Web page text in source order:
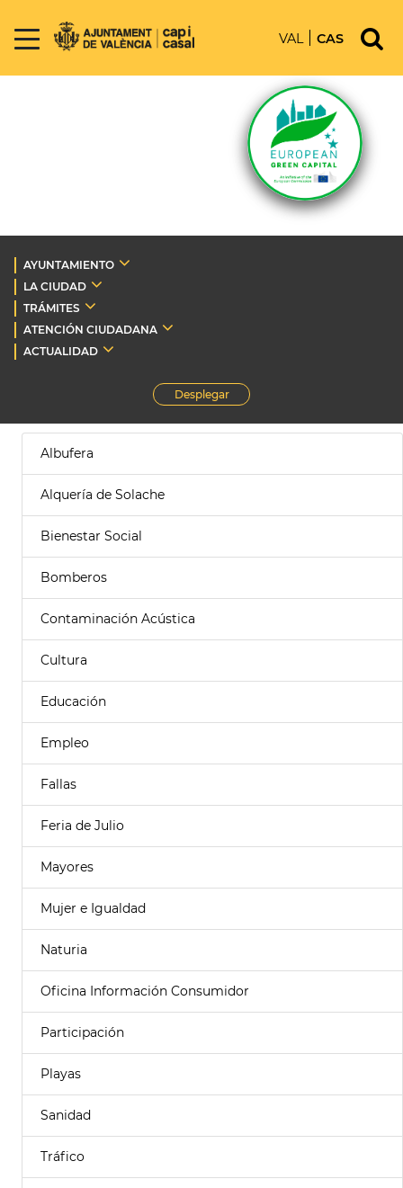
VAL CAS
AYUNTAMIENTO
LA CIUDAD
TRÁMITES
ATENCIÓN CIUDADANA
ACTUALIDAD
Desplegar
Albufera
Alquería de Solache
Bienestar Social
Bomberos
Contaminación Acústica
Cultura
Educación
Empleo
Fallas
Feria de Julio
Mayores
Mujer e Igualdad
Naturia
Oficina Información Consumidor
Participación
Playas
Sanidad
Tráfico